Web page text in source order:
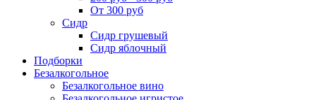
От 300 руб
Сидр
Сидр грушевый
Сидр яблочный
Подборки
Безалкогольное
Безалкогольное вино